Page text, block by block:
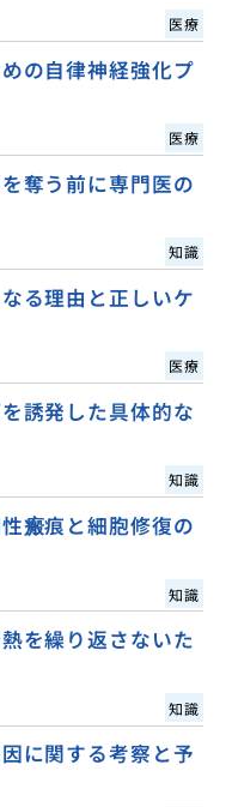
医療
の自律神経強化プ
医療
奪う前に専門医の
知識
る理由と正しいケ
医療
誘発した具体的な
知識
瘢痕と細胞修復の
知識
を繰り返さないた
知識
に関する考察と予